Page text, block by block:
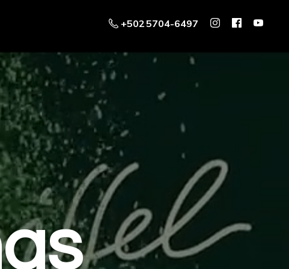
+502 5704-6497